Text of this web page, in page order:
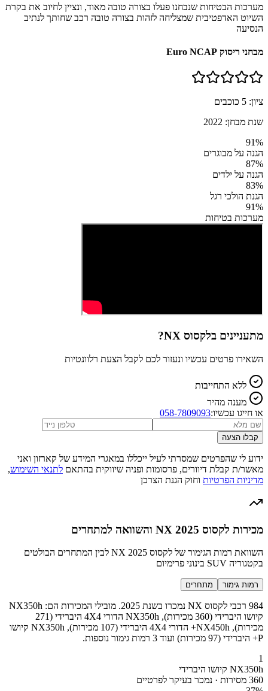
מערכות הבטיחות שנבחנו פעלו בצורה טובה מאוד, ונציין לחיוב את בקרת
השיוט האדפטיבית שמצליחה לזהות בצורה טובה רכב שחותך לנתיב
הנסיעה
מבחני ריסוק Euro NCAP
ציון: 5 כוכבים
שנת מבחן: 2022
91%
הגנה על מבוגרים
87%
הגנה על ילדים
83%
הגנת הולכי רגל
91%
מערכות בטיחות
מתעניינים בלקסוס NX ?
השאירו פרטים עכשיו ונעזור לכם לקבל הצעת רלוונטיות
ללא התחייבות
מענה מהיר
או חייגו עכשיו:058-7809093
קבלו הצעה
ידוע לי שהפרטים שמסרתי לעיל ייכללו במאגרי המידע של קארזון ואני
מאשר/ת קבלת דיוורים, פרסומות ופניה שיווקית בהתאם לתנאי השימוש,
מדיניות הפרטיות וחוק הגנת הצרכן
מכירות לקסוס NX 2025 והשוואה למתחרים
השוואת רמות הגימור של לקסוס NX 2025 לבין המתחרים הבולטים
בקטגוריה SUV בינוני פרימיום
רמות גימור מתחרים
984 רכבי לקסוס NX נמכרו בשנת 2025. מובילי המכירות הם: NX350h
קיושו היברידי (360 מכירות), NX350h הדורי 4X4 היברידי (271
מכירות), NX450h+ הדורי 4X4 היברידי (107 מכירות), NX350h קיושו
P+ היברידי (97 מכירות) ועוד 3 רמות גימור נוספות.
1
NX350h קיושו היברידי
360 מסירות · נמכר בעיקר לפרטיים